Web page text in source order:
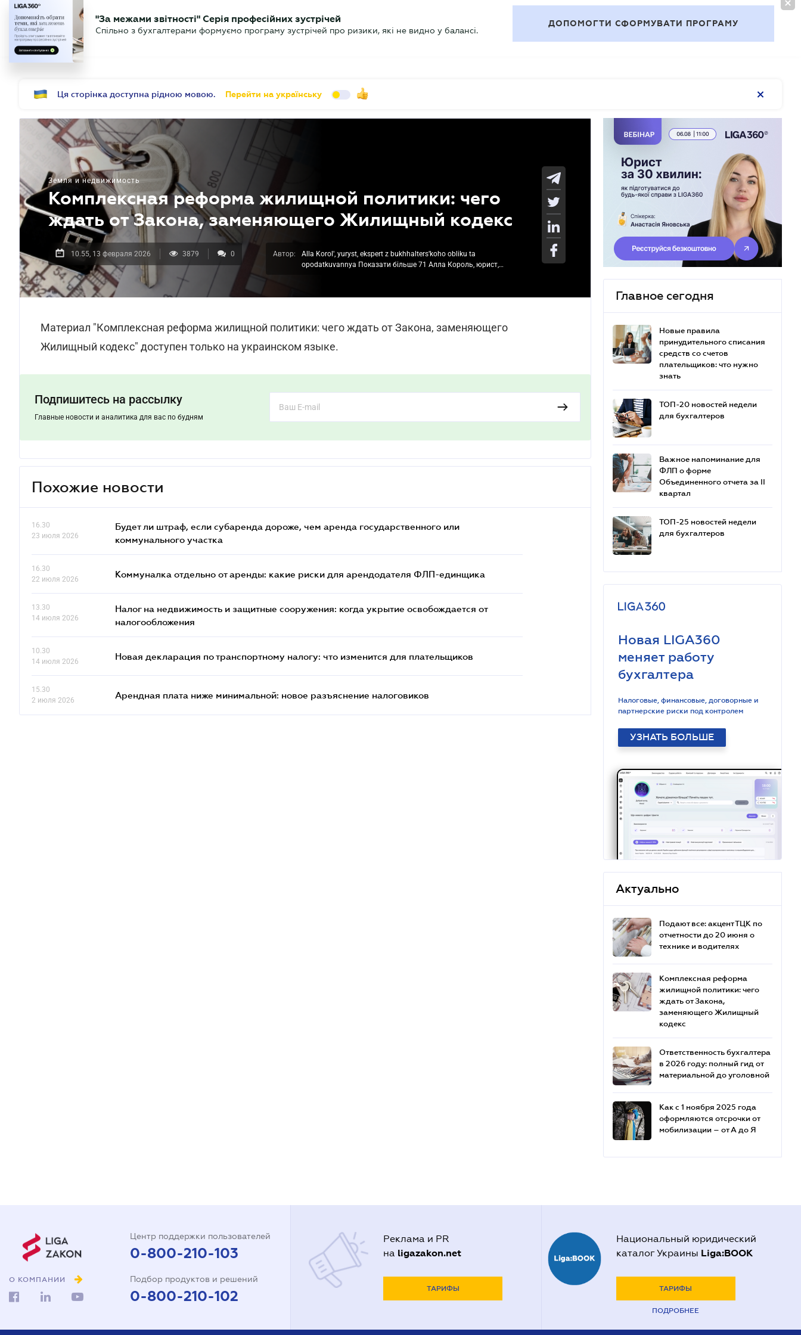
БУХГАЛТЕР.UA
"За межами звітності" Серія професійних зустрічей
Ця сторінка доступна рідною мовою. Перейти на українську
Земля и недвижимость
Комплексная реформа жилищной политики: чего
ждать от Закона, заменяющего Жилищный кодекс
10.55, 13 февраля 2026 3879 0 Автор:
Alla Korolʹ, yuryst, ekspert z bukhhaltersʹkoho obliku ta
opodatkuvannya Показати більше 71 Алла Король, юрист,
Материал "Комплексная реформа жилищной политики: чего ждать от Закона, заменяющего
Жилищный кодекс" доступен только на украинском языке.
Подпишитесь на рассылку
Главные новости и аналитика для вас по будням
Похожие новости
16.30
23 июля 2026
Будет ли штраф, если субаренда дороже, чем аренда государственного или
коммунального участка
16.30
22 июля 2026
Коммуналка отдельно от аренды: какие риски для арендодателя ФЛП-единщика
13.30
14 июля 2026
Налог на недвижимость и защитные сооружения: когда укрытие освобождается от
налогообложения
10.30
14 июля 2026
Новая декларация по транспортному налогу: что изменится для плательщиков
15.30
2 июля 2026
Арендная плата ниже минимальной: новое разъяснение налоговиков
Главное сегодня
Новые правила
принудительного списания
средств со счетов
плательщиков: что нужно
знать
ТОП-20 новостей недели
для бухгалтеров
Важное напоминание для
ФЛП о форме
Объединенного отчета за II
квартал
ТОП-25 новостей недели
для бухгалтеров
Новая LIGA360
меняет работу
бухгалтера
Налоговые, финансовые, договорные и
партнерские риски под контролем
УЗНАТЬ БОЛЬШЕ
Актуально
Подают все: акцент ТЦК по
отчетности до 20 июня о
технике и водителях
Комплексная реформа
жилищной политики: чего
ждать от Закона,
заменяющего Жилищный
кодекс
Ответственность бухгалтера
в 2026 году: полный гид от
материальной до уголовной
Как с 1 ноября 2025 года
оформляются отсрочки от
мобилизации – от А до Я
О КОМПАНИИ
Центр поддержки пользователей
0-800-210-103
Подбор продуктов и решений
0-800-210-102
Реклама и PR
на ligazakon.net
ТАРИФЫ
Национальный юридический
каталог Украины Liga:BOOK
ТАРИФЫ
ПОДРОБНЕЕ